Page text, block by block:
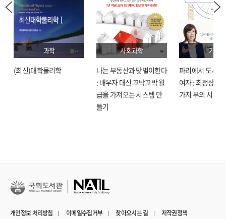
과학
(최신)대학물리학
사회과학
나는 부동산과 맞벌이한다
: 배우자 대신 꼬박꼬박 월
급을 가져오는 시스템 만
들기
기술
파리에서 도시락
여자 : 최정상으
가지 부의 시크릿
개인정보 처리방침 이메일수집거부 찾아오시는 길 저작권정책